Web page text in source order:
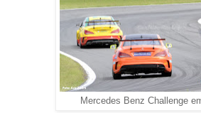
Mercedes Benz Challenge